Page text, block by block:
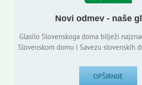
Novi odmev - naše
Glasilo Slovenskoga doma bilježi
Slovenskom domu i Savezu slovenskih
OPŠIRNIJE